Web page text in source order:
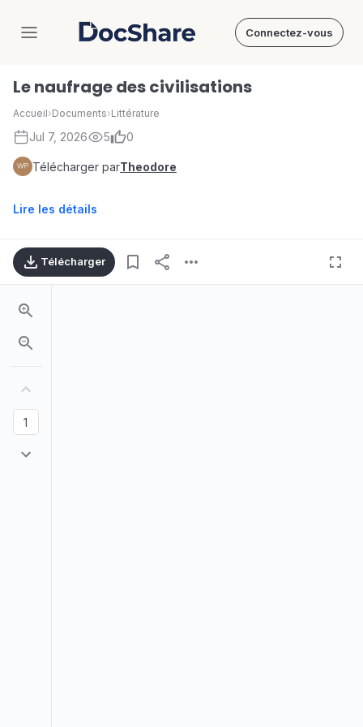
DocShare Connectez-vous
Le naufrage des civilisations
Accueil›Documents›Littérature
Jul 7, 2026 5 0
Télécharger parTheodore
Lire les détails
Télécharger